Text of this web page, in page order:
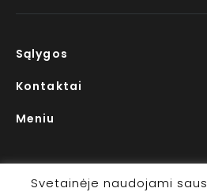
Sąlygos
Kontaktai
Meniu
Svetainėje naudojami